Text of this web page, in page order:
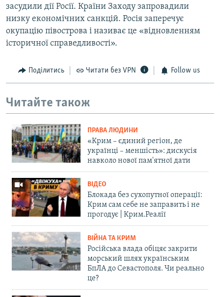
засудили дії Росії. Країни Заходу запровадили
низку економічних санкцій. Росія заперечує
окупацію півострова і називає це «відновленням
історичної справедливості».
Поділитись Читати без VPN Follow us
Читайте також
ПРАВА ЛЮДИНИ
«Крим – єдиний регіон, де
українці – меншість»: дискусія
навколо нової пам'ятної дати
ВІДЕО
Блокада без сухопутної операції:
Крим сам себе не заправить і не
прогодує | Крим.Реалії
ВІЙНА ТА КРИМ
Російська влада обіцяє закрити
морський шлях українським
БпЛА до Севастополя. Чи реально
це?